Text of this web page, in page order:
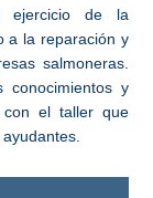
ejercicio de la
a la reparación y
salmoneras.
conocimientos y
con el taller que